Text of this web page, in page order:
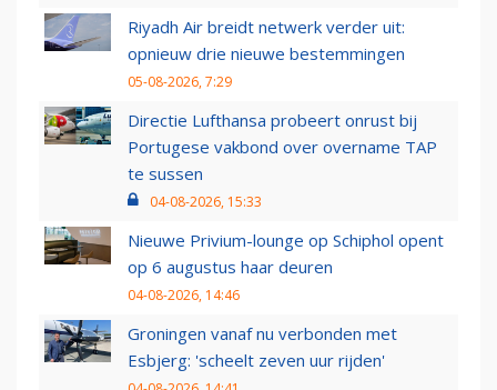
Riyadh Air breidt netwerk verder uit:
opnieuw drie nieuwe bestemmingen
05-08-2026, 7:29
Directie Lufthansa probeert onrust bij
Portugese vakbond over overname TAP
te sussen
04-08-2026, 15:33
Nieuwe Privium-lounge op Schiphol opent
op 6 augustus haar deuren
04-08-2026, 14:46
Groningen vanaf nu verbonden met
Esbjerg: 'scheelt zeven uur rijden'